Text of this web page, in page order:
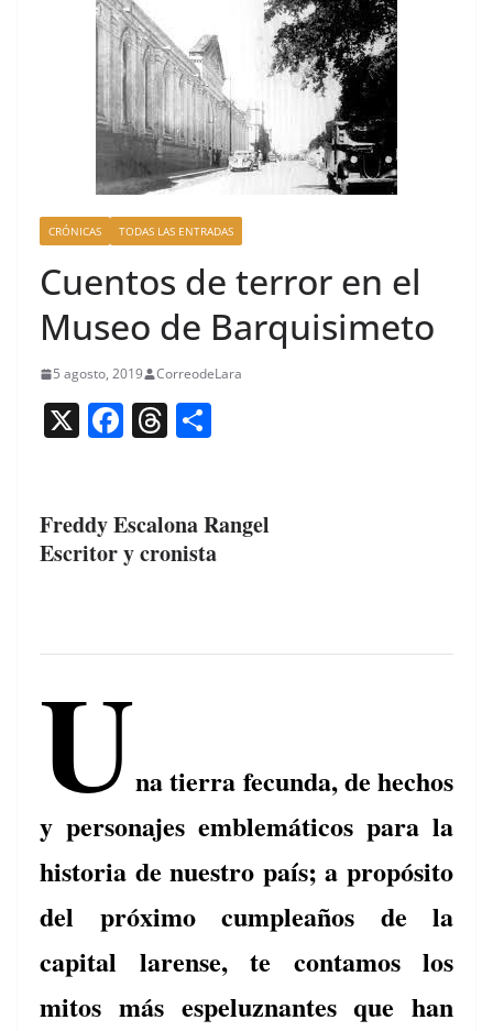
CRÓNICAS TODAS LAS ENTRADAS
Cuentos de terror en el
Museo de Barquisimeto
5 agosto, 2019 CorreodeLara
X F
e
b
k
T
a
d
p
ar
Freddy Escalona Rangel
Escritor y cronista
Una tierra fecunda, de hechos
y personajes emblemáticos para la
historia de nuestro país; a propósito
del próximo cumpleaños de la
capital larense, te contamos los
mitos más espeluznantes que han